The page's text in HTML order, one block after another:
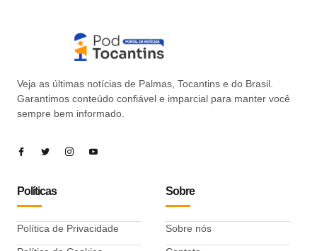
Veja as últimas notícias de Palmas, Tocantins e do Brasil.
Garantimos conteúdo confiável e imparcial para manter você
sempre bem informado.
Políticas
Política de Privacidade
Sobre
Sobre nós